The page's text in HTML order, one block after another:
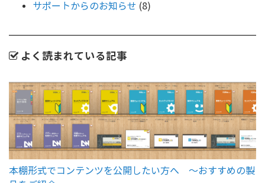
サポートからのお知らせ (8)
よく読まれている記事
本棚形式でコンテンツを公開したい方へ ～おすすめの製